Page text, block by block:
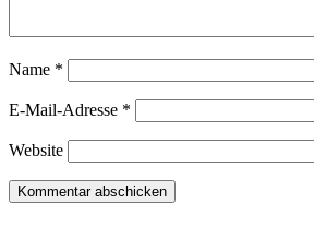
Name *
E-Mail-Adresse *
Website